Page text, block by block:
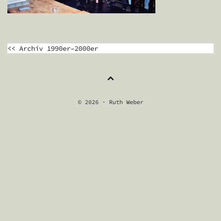
BEITRAGSNAVIGATION
<< Archiv 1990er–2000er
© 2026 · Ruth Weber